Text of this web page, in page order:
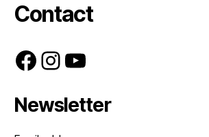
Contact
Facebook
Instagram
YouTube
Newsletter